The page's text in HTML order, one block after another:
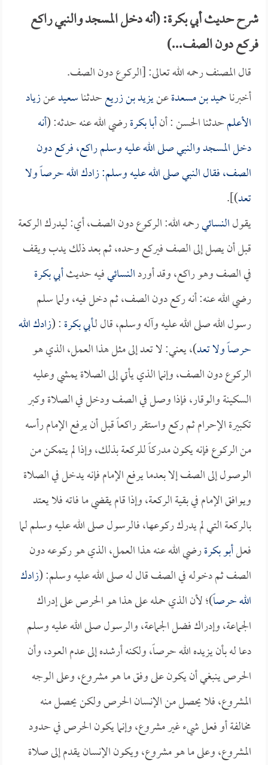
شرح حديث أبي بكرة: (أنه دخل المسجد والنبي راكع
فركع دون الصف...)
قال المصنف رحمه الله تعالى: [الركوع دون الصف.
أخبرناحميد بن مسعدةعنيزيد بن زريعحدثناسعيدعنزياد
الأعلمحدثنا الحسن : أنأبا بكرةرضي الله عنه حدثه: (أنه
دخل المسجد والنبي صلى الله عليه وسلم راكع، فركع دون
الصف، فقال النبي صلى الله عليه وسلم: زادك الله حرصاً ولا
تعد)].
يقولالنسائيرحمه الله: الركوع دون الصف، أي: ليدرك الركعة
قبل أن يصل إلى الصف فيركع وحده، ثم بعد ذلك يدب ويقف
في الصف وهو راكع، وقد أوردالنسائيفيه حديثأبي بكرة
رضي الله عنه: أنه ركع دون الصف، ثم دخل فيه، ولما سلم
رسول الله صلى الله عليه وآله وسلم، قال لـأبي بكرة: (زادك الله
حرصاً ولا تعد)، يعني: لا تعد إلى مثل هذا العمل، الذي هو
الركوع دون الصف، وإنما الذي يأتي إلى الصلاة يمشي وعليه
السكينة والوقار، فإذا وصل في الصف ودخل في الصلاة وكبر
تكبيرة الإحرام ثم ركع واستقر راكعاً قبل أن يرفع الإمام رأسه
من الركوع فإنه يكون مدركاً للركعة بذلك، وإذا لم يتمكن من
الوصول إلى الصف إلا بعدما يرفع الإمام فإنه يدخل في الصلاة
ويوافق الإمام في بقية الركعة، وإذا قام يقضي ما فاته فلا يعتد
بالركعة التي لم يدرك ركوعها، فالرسول صلى الله عليه وسلم لما
فعلأبو بكرةرضي الله عنه هذا العمل، الذي هو ركوعه دون
الصف ثم دخوله في الصف قال له صلى الله عليه وسلم: (زادك
الله حرصاً)؛ لأن الذي حمله على هذا هو الحرص على إدراك
الجماعة، وإدراك فضل الجماعة، والرسول صلى الله عليه وسلم
دعا له بأن يزيده الله حرصاً، ولكنه أرشده إلى عدم العود، وأن
الحرص ينبغي أن يكون على وفق ما هو مشروع، وعلى الوجه
المشروع، فلا يحصل من الإنسان الحرص ولكن يحصل منه
مخالفة أو فعل شيء غير مشروع، وإنما يكون الحرص في حدود
المشروع، وعلى ما هو مشروع، ويكون الإنسان يقدم إلى صلاة